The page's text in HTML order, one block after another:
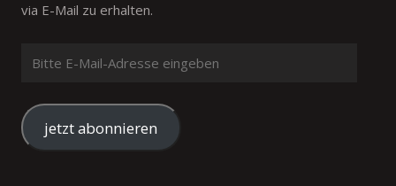
via E-Mail zu erhalten.
Mail-
Adresse
eingeben
jetzt abonnieren